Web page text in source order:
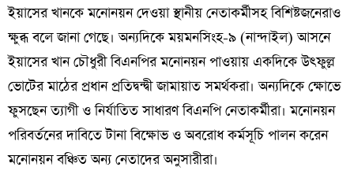
ইয়াসের খানকে মনোনয়ন দেওয়া স্থানীয় নেতাকর্মীসহ বিশিষ্টজনেরাও
ক্ষুব্ধ বলে জানা গেছে। অন্যদিকে ময়মনসিংহ-৯ (নান্দাইল) আসনে
ইয়াসের খান চৌধুরী বিএনপির মনোনয়ন পাওয়ায় একদিকে উৎফুল্ল
ভোটের মাঠের প্রধান প্রতিদ্বন্দ্বী জামায়াত সমর্থকরা। অন্যদিকে ক্ষোভে
ফুসছেন ত্যাগী ও নির্যাতিত সাধারণ বিএনপি নেতাকর্মীরা। মনোনয়ন
পরিবর্তনের দাবিতে টানা বিক্ষোভ ও অবরোধ কর্মসূচি পালন করেন
মনোনয়ন বঞ্চিত অন্য নেতাদের অনুসারীরা।